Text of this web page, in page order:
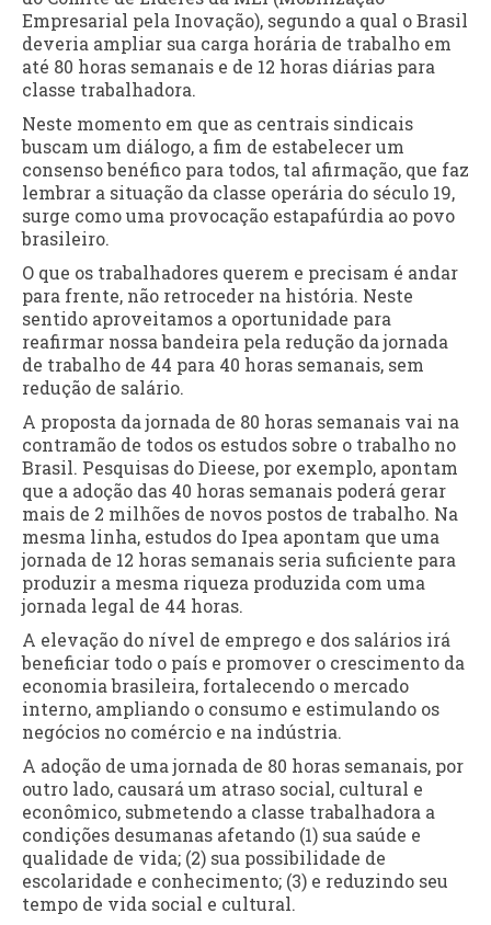
Empresarial pela Inovação), segundo a qual o Brasil
deveria ampliar sua carga horária de trabalho em
até 80 horas semanais e de 12 horas diárias para
classe trabalhadora.
Neste momento em que as centrais sindicais
buscam um diálogo, a fim de estabelecer um
consenso benéfico para todos, tal afirmação, que faz
lembrar a situação da classe operária do século 19,
surge como uma provocação estapafúrdia ao povo
brasileiro.
O que os trabalhadores querem e precisam é andar
para frente, não retroceder na história. Neste
sentido aproveitamos a oportunidade para
reafirmar nossa bandeira pela redução da jornada
de trabalho de 44 para 40 horas semanais, sem
redução de salário.
A proposta da jornada de 80 horas semanais vai na
contramão de todos os estudos sobre o trabalho no
Brasil. Pesquisas do Dieese, por exemplo, apontam
que a adoção das 40 horas semanais poderá gerar
mais de 2 milhões de novos postos de trabalho. Na
mesma linha, estudos do Ipea apontam que uma
jornada de 12 horas semanais seria suficiente para
produzir a mesma riqueza produzida com uma
jornada legal de 44 horas.
A elevação do nível de emprego e dos salários irá
beneficiar todo o país e promover o crescimento da
economia brasileira, fortalecendo o mercado
interno, ampliando o consumo e estimulando os
negócios no comércio e na indústria.
A adoção de uma jornada de 80 horas semanais, por
outro lado, causará um atraso social, cultural e
econômico, submetendo a classe trabalhadora a
condições desumanas afetando (1) sua saúde e
qualidade de vida; (2) sua possibilidade de
escolaridade e conhecimento; (3) e reduzindo seu
tempo de vida social e cultural.